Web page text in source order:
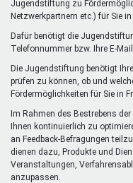
Jugendstiftung zu
Netzwerkpartnern etc.) für Sie in
Dafür benötigt die
Telefonnummer bzw. Ihre E-
Die Jugendstiftung benötigt
prüfen zu können, ob und
Fördermöglichkeiten für Sie in
Im Rahmen des Bestrebens
Ihnen kontinuierlich zu
an Feedback-Befragungen
dienen dazu, Produkte und
Veranstaltungen,
anzupassen.